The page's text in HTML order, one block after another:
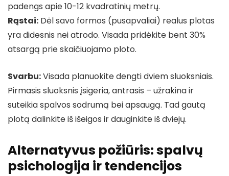
padengs apie 10-12 kvadratinių metrų.
Rąstai: Dėl savo formos (pusapvaliai) realus plotas
yra didesnis nei atrodo. Visada pridėkite bent 30%
atsargą prie skaičiuojamo ploto.
Svarbu:Visada planuokite dengti dviem sluoksniais.
Pirmasis sluoksnis įsigeria, antrasis – užrakina ir
suteikia spalvos sodrumą bei apsaugą. Tad gautą
plotą dalinkite iš išeigos ir dauginkite iš dviejų.
Alternatyvus požiūris: spalvų
psichologija ir tendencijos